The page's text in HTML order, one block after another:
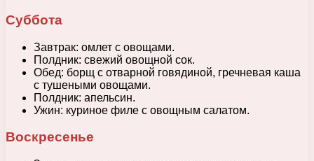
Суббота
Завтрак: омлет с овощами.
Полдник: свежий овощной сок.
Обед: борщ с отварной говядиной, гречневая каша
с тушеными овощами.
Полдник: апельсин.
Ужин: куриное филе с овощным салатом.
Воскресенье